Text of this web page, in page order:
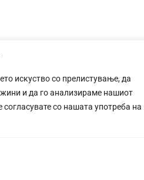
искуство со прелистување, да
и да го анализираме нашиот
со нашата употреба на